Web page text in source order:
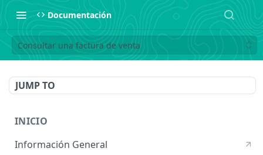
Documentación
Consultar una factura de venta
JUMP TO
INICIO
Información General